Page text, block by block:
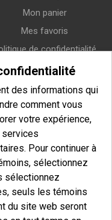
Mon panier
Mes favoris
de confidentialité
Politique de retour
Politique de livraison
à notre infolettre et afin
des informations qui
comment vous
votre expérience,
Pour continuer à
sélectionnez
sélectionnez
seuls les témoins
du site web seront